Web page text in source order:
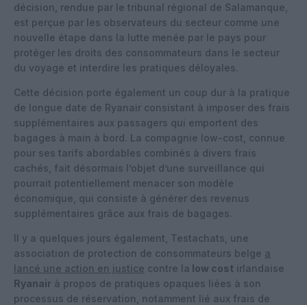
décision, rendue par le tribunal régional de Salamanque,
est perçue par les observateurs du secteur comme une
nouvelle étape dans la lutte menée par le pays pour
protéger les droits des consommateurs dans le secteur
du voyage et interdire les pratiques déloyales.
Cette décision porte également un coup dur à la pratique
de longue date de Ryanair consistant à imposer des frais
supplémentaires aux passagers qui emportent des
bagages à main à bord. La compagnie low-cost, connue
pour ses tarifs abordables combinés à divers frais
cachés, fait désormais l’objet d’une surveillance qui
pourrait potentiellement menacer son modèle
économique, qui consiste à générer des revenus
supplémentaires grâce aux frais de bagages.
Il y a quelques jours également, Testachats, une
association de protection de consommateurs belge a
lancé une action en justice contre la low cost irlandaise
Ryanair à propos de pratiques opaques liées à son
processus de réservation, notamment lié aux frais de